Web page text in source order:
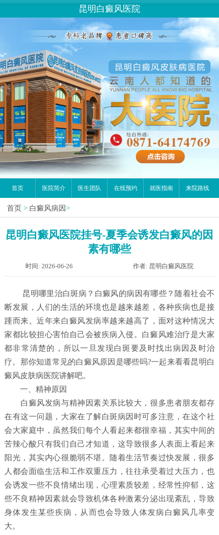
昆明白癜风医院
首页 医院简介 医生团队 在线预约 就医指南 来院路线
首页 > 白癜风病因>
昆明白癜风医院挂号-夏季会诱发白癜风的因
素有哪些
时间: 2026-06-26 作者: 昆明白癜风医院
昆明哪里治白斑病？白癜风的病因有哪些？随着社会不
断发展，人们的生活的环境也是越来越差，各种疾病也是接
踵而来。近年来白癜风发病率越来越高了，面对这种情况大
家都比较担心害怕自己会被疾病入侵。白癜风难治疗是大家
都非常清楚的，所以一旦发现白斑要及时找出病因及时治
疗。那你知道常见的白癜风原因是哪些吗?一起来看看昆明白
癜风皮肤病医院讲解吧。
一、精神原因
白癜风发病与精神因素关系比较大，很多患者朋友都存
在有这一问题，大家在了解白斑病因时可多注意，在这个社
会大家庭中，虽然我们每个人看起来都很幸福，其实中间的
苦辣心酸只有我们自己才知道，这导致很多人表面上看起来
阳光，其实内心很脆弱不堪。随着生活节奏过快发展，很多
人都会面临生活和工作双重压力，往往承受着过大压力，也
会诱发一些不良情绪出现，心理素质较差，经常性抑郁，这
些不良精神因素就会导致机体各种激素分泌出现紊乱，导致
身体发生某些疾病，从而也会导致人体发病白癜风几率变
大。
您好,这里是在线预约挂号平台！
请问你是有白斑、白癜风问题吗？